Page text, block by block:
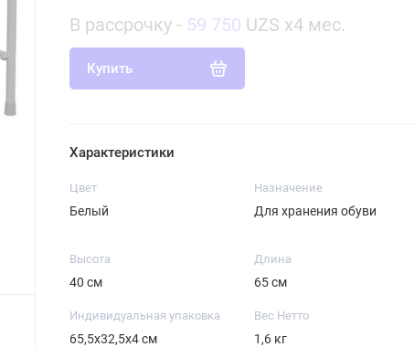
В рассрочку - 59 750 UZS x4 мес.
Купить
Характеристики
Цвет
Белый
Назначение
Для хранения обуви
Высота
40 см
Длина
65 см
Индивидуальная упаковка
65,5х32,5х4 см
Вес Нетто
1,6 кг